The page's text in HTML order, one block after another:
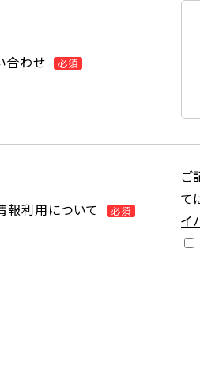
合わせ 必須
報利用について 必須
ご
て
イ